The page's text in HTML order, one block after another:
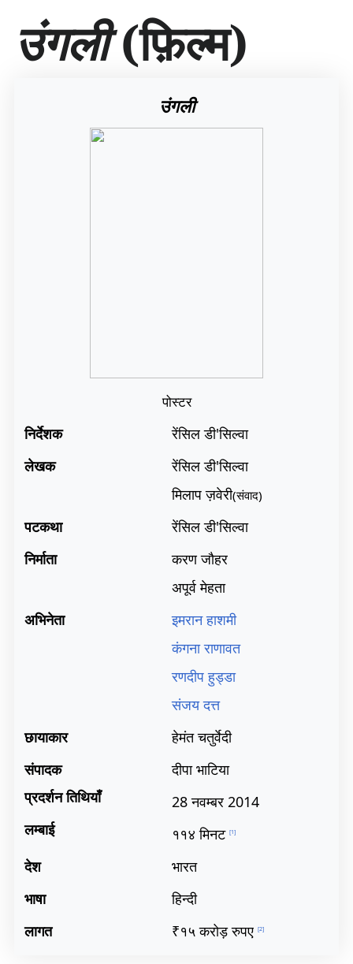
ग्री
उंगली(फ़िल्म)
उंगली
पोस्टर
निर्देशक
रेंसिल डी'सिल्वा
लेखक
रेंसिल डी'सिल्वा
मिलाप ज़वेरी(संवाद)
पटकथा
रेंसिल डी'सिल्वा
निर्माता
करण जौहर
अपूर्व मेहता
अभिनेता
इमरान हाशमी
कंगना राणावत
रणदीप हुड्डा
संजय दत्त
छायाकार
हेमंत चतुर्वेदी
संपादक
दीपा भाटिया
प्रदर्शन तिथियाँ
28 नवम्बर 2014
लम्बाई
११४ मिनट [1]
देश
भारत
भाषा
हिन्दी
लागत
₹१५ करोड़ रुपए [2]